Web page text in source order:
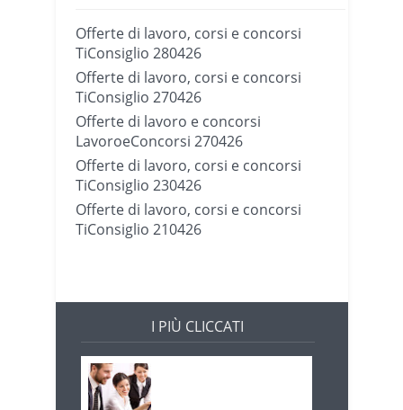
Offerte di lavoro, corsi e concorsi
TiConsiglio 280426
Offerte di lavoro, corsi e concorsi
TiConsiglio 270426
Offerte di lavoro e concorsi
LavoroeConcorsi 270426
Offerte di lavoro, corsi e concorsi
TiConsiglio 230426
Offerte di lavoro, corsi e concorsi
TiConsiglio 210426
I PIÙ CLICCATI